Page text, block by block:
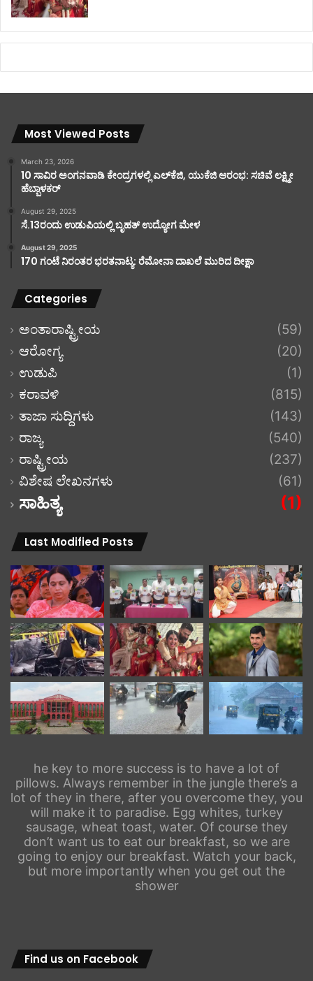
Most Viewed Posts
March 23, 2026
10 ಸಾವಿರ ಅಂಗನವಾಡಿ ಕೇಂದ್ರಗಳಲ್ಲಿ ಎಲ್‌ಕೆಜಿ, ಯುಕೆಜಿ ಆರಂಭ: ಸಚಿವೆ ಲಕ್ಷ್ಮೀ
ಹೆಬ್ಬಾಳಕರ್
August 29, 2025
ಸೆ.13ರಂದು ಉಡುಪಿಯಲ್ಲಿ ಬೃಹತ್ ಉದ್ಯೋಗ ಮೇಳ
August 29, 2025
170 ಗಂಟೆ ನಿರಂತರ ಭರತನಾಟ್ಯ: ರೆಮೋನಾ ದಾಖಲೆ ಮುರಿದ ದೀಕ್ಷಾ
Categories
ಅಂತಾರಾಷ್ಟ್ರೀಯ
(59)
ಆರೋಗ್ಯ
(20)
ಉಡುಪಿ
(1)
ಕರಾವಳಿ
(815)
ತಾಜಾ ಸುದ್ದಿಗಳು
(143)
ರಾಜ್ಯ
(540)
ರಾಷ್ಟ್ರೀಯ
(237)
ವಿಶೇಷ ಲೇಖನಗಳು
(61)
ಸಾಹಿತ್ಯ (1)
Last Modified Posts
he key to more success is to have a lot of
pillows. Always remember in the jungle there’s a
lot of they in there, after you overcome they, you
will make it to paradise. Egg whites, turkey
sausage, wheat toast, water. Of course they
don’t want us to eat our breakfast, so we are
going to enjoy our breakfast. Watch your back,
but more importantly when you get out the
shower
Find us on Facebook